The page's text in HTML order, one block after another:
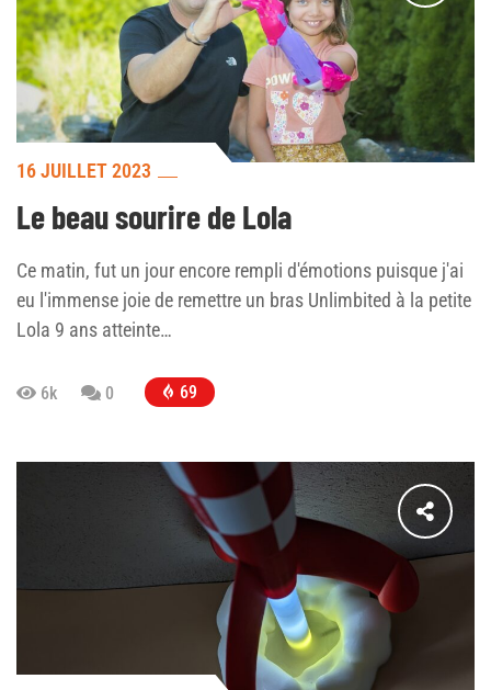
16 JUILLET 2023
Le beau sourire de Lola
Ce matin, fut un jour encore rempli d'émotions puisque j'ai
eu l'immense joie de remettre un bras Unlimbited à la petite
Lola 9 ans atteinte…
6k 0 69